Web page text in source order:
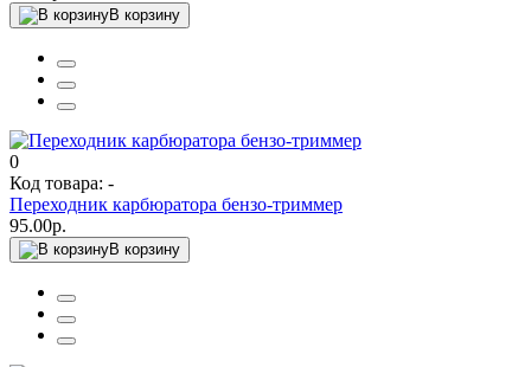
В корзину
0
Код товара: -
Переходник карбюратора бензо-триммер
95.00р.
В корзину